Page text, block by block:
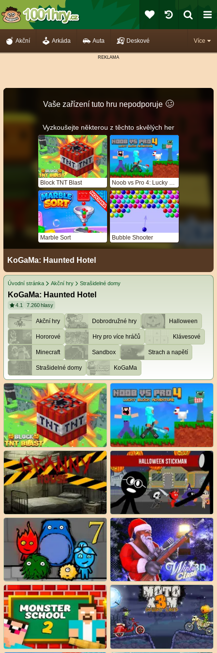
Více
Akční Arkáda Auta Deskové
Vaše zařízení tuto hru nepodporuje 🥴️
Vyzkoušejte některou z těchto skvělých her
Block TNT Blast
Marble Sort Bubble Shooter
KoGaMa: Haunted Hotel
Úvodní stránka Akční hry Strašidelné domy
KoGaMa: Haunted Hotel
4.1 7.260 hlasy
Akční hry Dobrodružné hry Halloween
Hororové Hry pro více hráčů Klávesové
Minecraft Sandbox Strach a napětí
Strašidelné domy KoGaMa